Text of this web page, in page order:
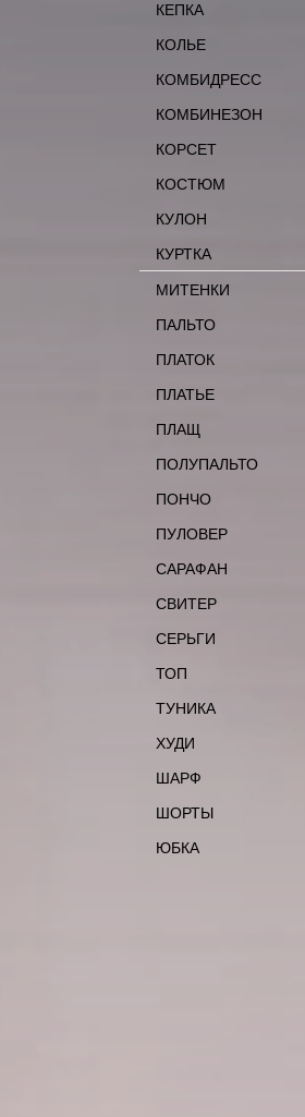
КЕПКА
КОЛЬЕ
КОМБИДРЕСС
КОМБИНЕЗОН
КОРСЕТ
КОСТЮМ
КУЛОН
КУРТКА
МИТЕНКИ
ПАЛЬТО
ПЛАТОК
ПЛАТЬЕ
ПЛАЩ
ПОЛУПАЛЬТО
ПОНЧО
ПУЛОВЕР
САРАФАН
СВИТЕР
СЕРЬГИ
ТОП
ТУНИКА
ХУДИ
ШАРФ
ШОРТЫ
ЮБКА